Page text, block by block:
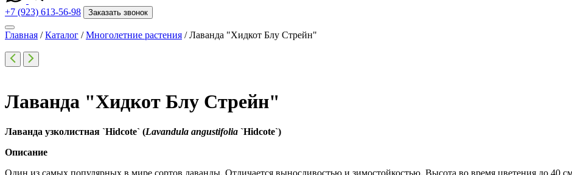
+7 (923) 613-56-98 Заказать звонок
Главная / Каталог / Многолетние растения / Лаванда "Хидкот Блу Стрейн"
Лаванда "Хидкот Блу Стрейн"
Лаванда узколистная `Hidcote` (Lavandula angustifolia `Hidcote`)
Описание
Один из самых популярных в мире сортов лаванды. Отличается выносливостью и зимостойкостью. Высота во время цветения до 40